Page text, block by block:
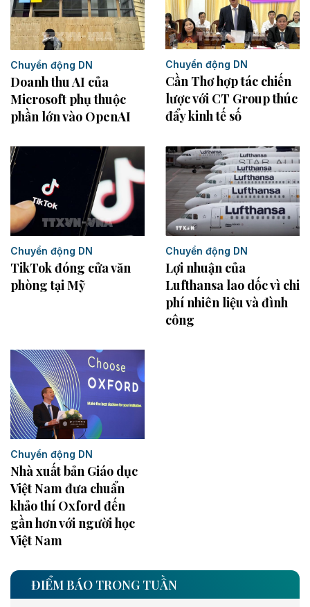
Chuyển động DN
Doanh thu AI của
Microsoft phụ thuộc
phần lớn vào OpenAI
Chuyển động DN
Cần Thơ hợp tác chiến
lược với CT Group thúc
đẩy kinh tế số
Chuyển động DN
TikTok đóng cửa văn
phòng tại Mỹ
Chuyển động DN
Lợi nhuận của
Lufthansa lao dốc vì chi
phí nhiên liệu và đình
công
Chuyển động DN
Nhà xuất bản Giáo dục
Việt Nam đưa chuẩn
khảo thí Oxford đến
gần hơn với người học
Việt Nam
ĐIỂM BÁO TRONG TUẦN